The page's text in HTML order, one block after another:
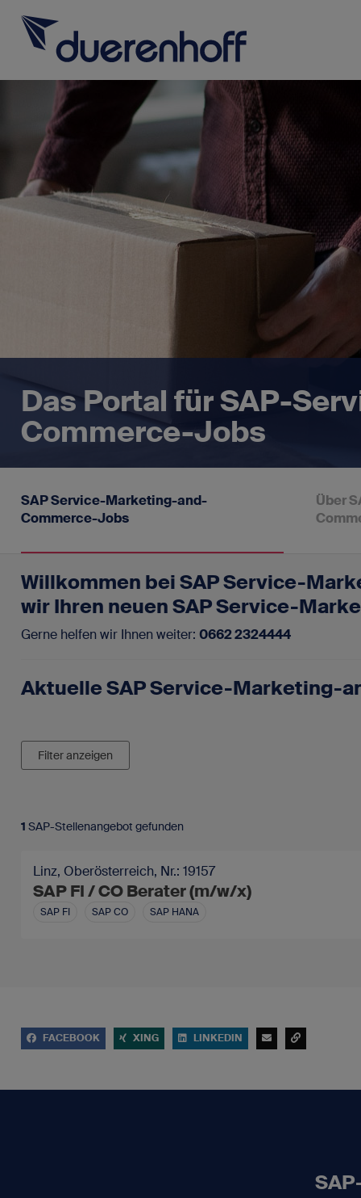
Für SAP-Arbeitgeber
Blog
Newsletter
Datenschutz
Rufen Sie uns
0662
Für SAP-
Initiativ
Für SAP-
Vakanz
Das Portal für SAP-
Commerce-Jobs
SAP Service-Marketing-and-
Commerce-Jobs
Über
Willkommen bei SAP Service-
wir Ihren neuen SAP Service-
Gerne helfen wir Ihnen weiter: 0662 2324444
Aktuelle SAP Service-Marketing-
Filter anzeigen
1 SAP-Stellenangebot gefunden
Linz, Oberösterreich, Nr.: 19157
SAP FI / CO Berater (m/w/x)
SAP FI SAP CO SAP HANA
FACEBOOK XING LINKEDIN